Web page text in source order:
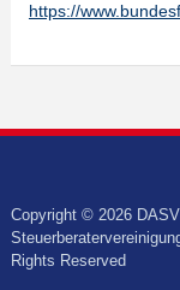
https://
Copyright © 2026
Rights Reserved